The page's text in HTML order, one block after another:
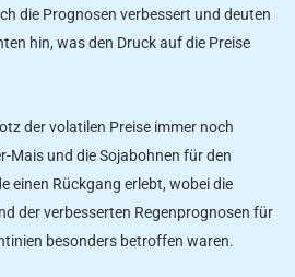
die Prognosen verbessert und deuten
hin, was den Druck auf die Preise
der volatilen Preise immer noch
Mais und die Sojabohnen für den
einen Rückgang erlebt, wobei die
der verbesserten Regenprognosen für
besonders betroffen waren.